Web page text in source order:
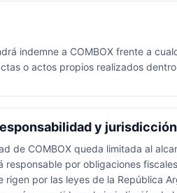
indemne a COMBOX frente a
o actos propios realizados
y jurisdicción
de COMBOX queda limitada al
responsable por obligaciones
rigen por las leyes de la República